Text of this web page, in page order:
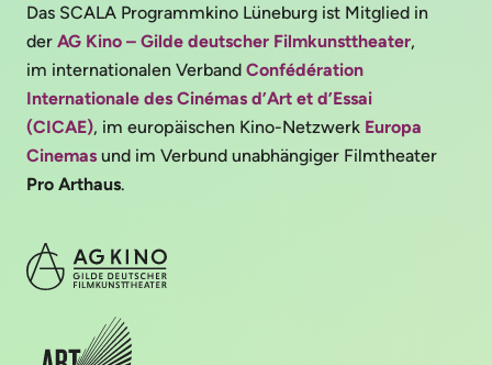
Das SCALA Programmkino Lüneburg ist Mitglied in
der AG Kino – Gilde deutscher Filmkunsttheater,
im internationalen Verband Confédération
Internationale des Cinémas d’Art et d’Essai
(CICAE), im europäischen Kino-Netzwerk Europa
Cinemas und im Verbund unabhängiger Filmtheater
Pro Arthaus.